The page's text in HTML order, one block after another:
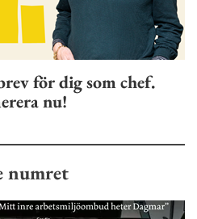
för dig som chef.
nu!
numret